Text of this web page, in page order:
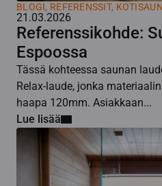
BLOGI, REFERENSSIT,
21.03.2026
Referenssikohde:
Espoossa
Tässä kohteessa saunan
Relax-laude, jonka
haapa 120mm. Asiakkaan...
Lue lisää